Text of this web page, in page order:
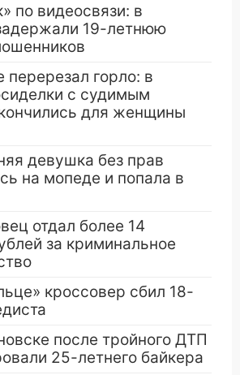
по видеосвязи: в
19-летнюю
перерезал горло: в
с судимым
для женщины
девушка без прав
на мопеде и попала в
отдал более 14
за криминальное
кроссовер сбил 18-
после тройного ДТП
25-летнего байкера